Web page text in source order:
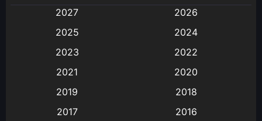
Animation การ์ตูน
Animation อนิเมะ
2027
2026
2025
2024
2023
2022
2021
2020
2019
2018
2017
2016